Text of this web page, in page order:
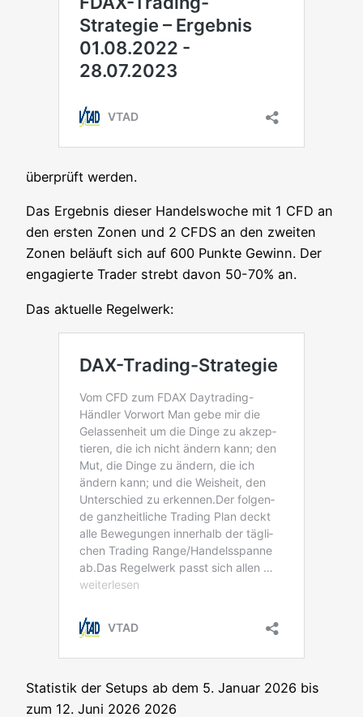
über­prüft werden.
Das Ergeb­nis die­ser Han­dels­wo­che mit 1 CFD an
den ers­ten Zonen und 2 CFDS an den zwei­ten
Zonen beläuft sich auf 600 Punk­te Gewinn. Der
enga­gier­te Trader strebt davon 50-70% an.
Das aktu­el­le Regelwerk:
Sta­tis­tik der Set­ups ab dem 5. Janu­ar 2026 bis
zum 12. Juni 2026 2026